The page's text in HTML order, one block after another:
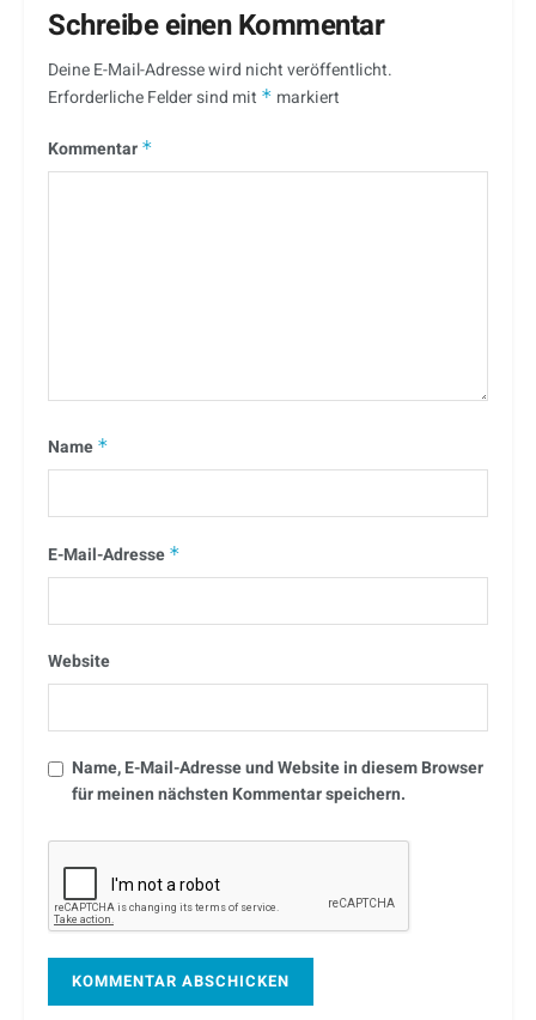
Schreibe einen Kommentar
Deine E-Mail-Adresse wird nicht veröffentlicht.
Erforderliche Felder sind mit * markiert
Kommentar *
Name *
E-Mail-Adresse *
Website
Name, E-Mail-Adresse und Website in diesem Browser
für meinen nächsten Kommentar speichern.